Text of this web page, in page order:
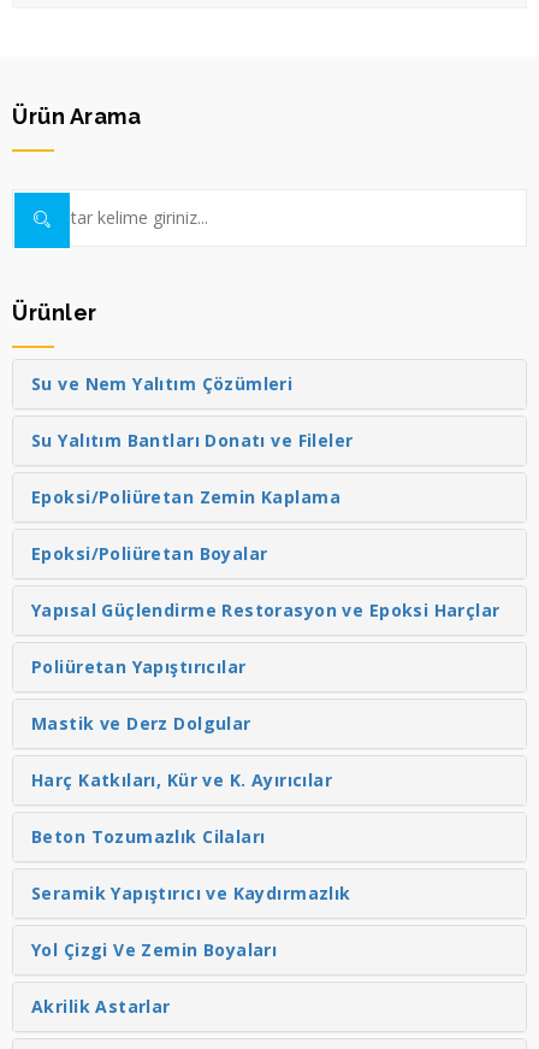
Ürün Arama
Ürünler
Su ve Nem Yalıtım Çözümleri
Su Yalıtım Bantları Donatı ve Fileler
Epoksi/Poliüretan Zemin Kaplama
Epoksi/Poliüretan Boyalar
Yapısal Güçlendirme Restorasyon ve Epoksi Harçlar
Poliüretan Yapıştırıcılar
Mastik ve Derz Dolgular
Harç Katkıları, Kür ve K. Ayırıcılar
Beton Tozumazlık Cilaları
Seramik Yapıştırıcı ve Kaydırmazlık
Yol Çizgi Ve Zemin Boyaları
Akrilik Astarlar